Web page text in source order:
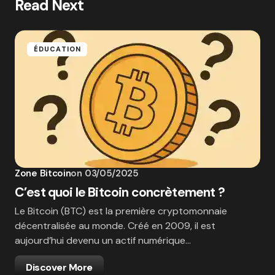
Read Next
ÉDUCATION
Zone Bitcoinon 03/05/2025
C’est quoi le Bitcoin concrètement ?
Le Bitcoin (BTC) est la première cryptomonnaie
décentralisée au monde. Créé en 2009, il est
aujourd’hui devenu un actif numérique…
Discover More